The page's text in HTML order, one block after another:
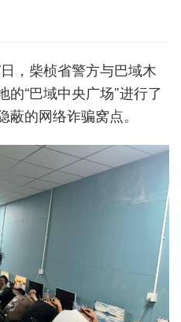
，柴桢省警方与巴域木
的“巴域中央广场”进行了
的网络诈骗窝点。